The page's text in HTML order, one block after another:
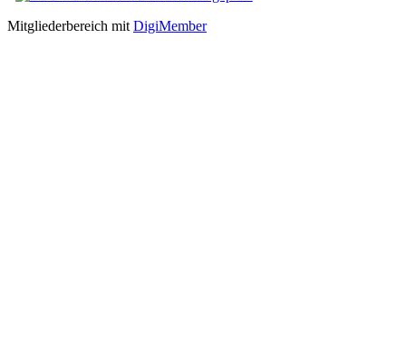
Mitgliederbereich mit DigiMember